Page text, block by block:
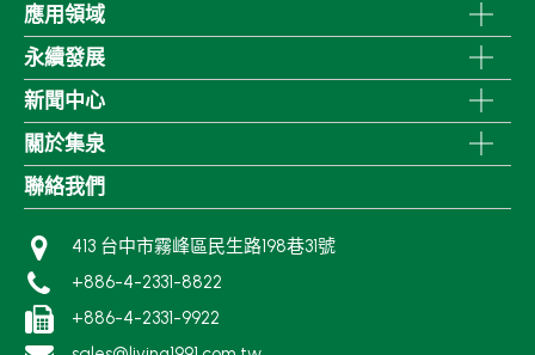
應用領域
永續發展
新聞中心
關於集泉
聯絡我們
413 台中市霧峰區民生路198巷31號
+886-4-2331-8822
+886-4-2331-9922